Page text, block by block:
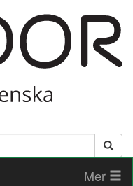
Mer